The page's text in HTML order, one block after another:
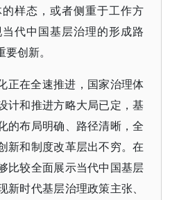
样态，或者侧重于工作方
代中国基层治理的形成路
创新。
正在全速推进，国家治理体
计和推进方略大局已定，基
的布局明确、路径清晰，全
新和制度改革层出不穷。在
比较全面展示当代中国基层
新时代基层治理政策主张、